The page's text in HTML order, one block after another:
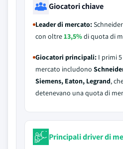
Giocatori chiave
Leader di mercato:
con oltre13,5%di quota di
Giocatori principali: I primi
mercato includono
Siemens, Eaton, Legrand,
detenevano una quota di
Principali driver di